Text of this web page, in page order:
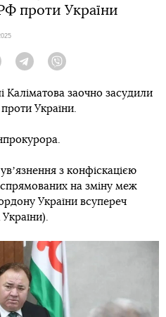
проти України
Twitter Telegram
Каліматова заочно засудили
України.
з конфіскацією
на зміну меж
України всупереч